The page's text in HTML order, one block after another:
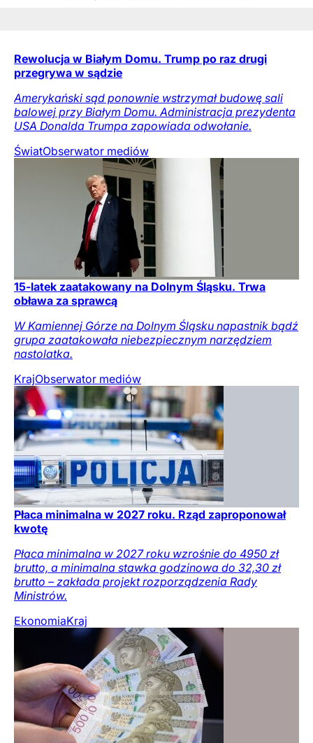
Rewolucja w Białym Domu. Trump po raz drugi
przegrywa w sądzie
Amerykański sąd ponownie wstrzymał budowę sali
balowej przy Białym Domu. Administracja prezydenta
USA Donalda Trumpa zapowiada odwołanie.
ŚwiatObserwator mediów
15-latek zaatakowany na Dolnym Śląsku. Trwa
obława za sprawcą
W Kamiennej Górze na Dolnym Śląsku napastnik bądź
grupa zaatakowała niebezpiecznym narzędziem
nastolatka.
KrajObserwator mediów
Płaca minimalna w 2027 roku. Rząd zaproponował
kwotę
Płaca minimalna w 2027 roku wzrośnie do 4950 zł
brutto, a minimalna stawka godzinowa do 32,30 zł
brutto – zakłada projekt rozporządzenia Rady
Ministrów.
EkonomiaKraj